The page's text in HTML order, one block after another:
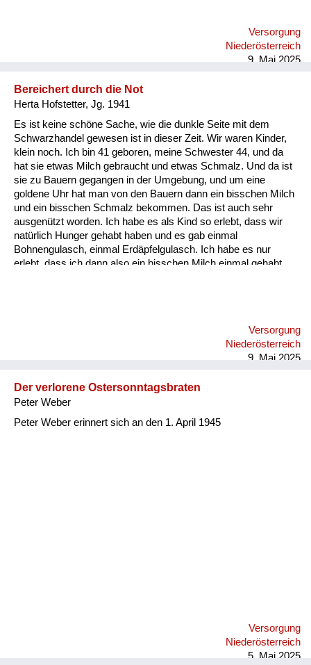
Versorgung
Niederösterreich
9. Mai 2025
Bereichert durch die Not
Herta Hofstetter, Jg. 1941
Es ist keine schöne Sache, wie die dunkle Seite mit dem
Schwarzhandel gewesen ist in dieser Zeit. Wir waren Kinder,
klein noch. Ich bin 41 geboren, meine Schwester 44, und da
hat sie etwas Milch gebraucht und etwas Schmalz. Und da ist
sie zu Bauern gegangen in der Umgebung, und um eine
goldene Uhr hat man von den Bauern dann ein bisschen Milch
und ein bisschen Schmalz bekommen. Das ist auch sehr
ausgenützt worden. Ich habe es als Kind so erlebt, dass wir
natürlich Hunger gehabt haben und es gab einmal
Bohnengulasch, einmal Erdäpfelgulasch. Ich habe es nur
erlebt, dass ich dann also ein bisschen Milch einmal gehabt
Versorgung
Niederösterreich
9. Mai 2025
Der verlorene Ostersonntagsbraten
Peter Weber
Peter Weber erinnert sich an den 1. April 1945
Versorgung
Niederösterreich
5. Mai 2025